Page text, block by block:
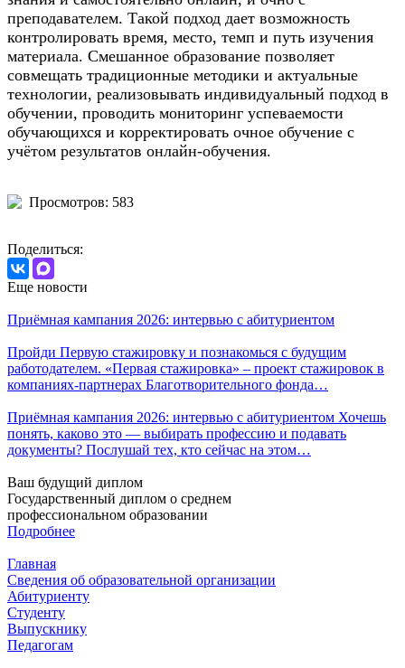
преподавателем. Такой подход дает возможность
контролировать время, место, темп и путь изучения
материала. Смешанное образование позволяет
совмещать традиционные методики и актуальные
технологии, реализовывать индивидуальный подход в
обучении, проводить мониторинг успеваемости
обучающихся и корректировать очное обучение с
учётом результатов онлайн-обучения.
Просмотров: 583
Поделиться:
Еще новости
Приёмная кампания 2026: интервью с абитуриентом
Пройди Первую стажировку и познакомься с будущим
работодателем. «Первая стажировка» – проект стажировок в
компаниях-партнерах Благотворительного фонда…
Приёмная кампания 2026: интервью с абитуриентом Хочешь
понять, каково это — выбирать профессию и подавать
документы? Послушай тех, кто сейчас на этом…
Ваш будущий диплом
Государственный диплом о среднем
профессиональном образовании
Подробнее
Главная
Сведения об образовательной организации
Абитуриенту
Студенту
Выпускнику
Педагогам